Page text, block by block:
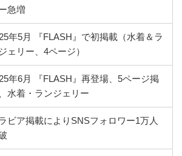
急増
年5月 『FLASH』で初掲載（水着＆ラ
ェリー、4ページ）
年6月 『FLASH』再登場、5ページ掲
水着・ランジェリー
ビア掲載によりSNSフォロワー1万人